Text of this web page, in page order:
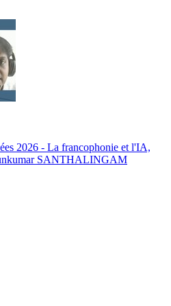
2026 - La francophonie et l'IA,
SANTHALINGAM